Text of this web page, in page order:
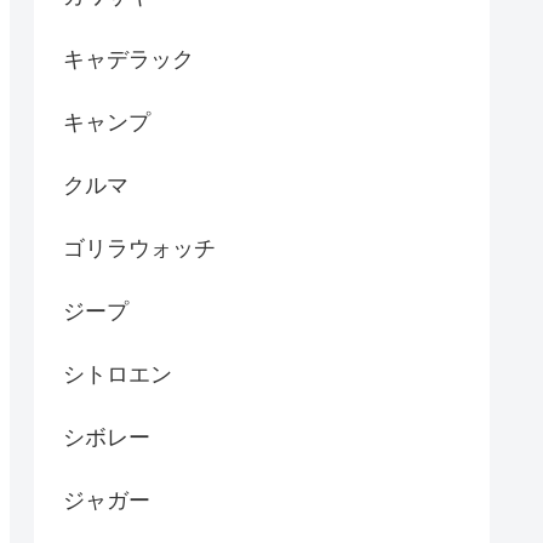
キャデラック
キャンプ
クルマ
ゴリラウォッチ
ジープ
シトロエン
シボレー
ジャガー